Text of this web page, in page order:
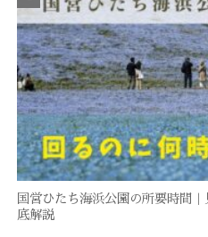
国営ひたち海浜公園の所要時間
底解説